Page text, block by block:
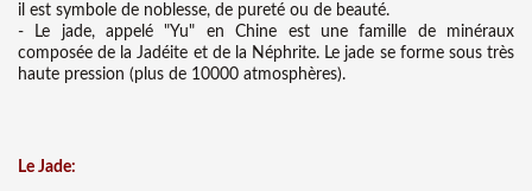
il est symbole de noblesse, de pureté ou de beauté.
- Le jade, appelé "Yu" en Chine est une famille de minéraux
composée de la Jadéite et de la Néphrite. Le jade se forme sous très
haute pression (plus de 10000 atmosphères).
Le Jade: